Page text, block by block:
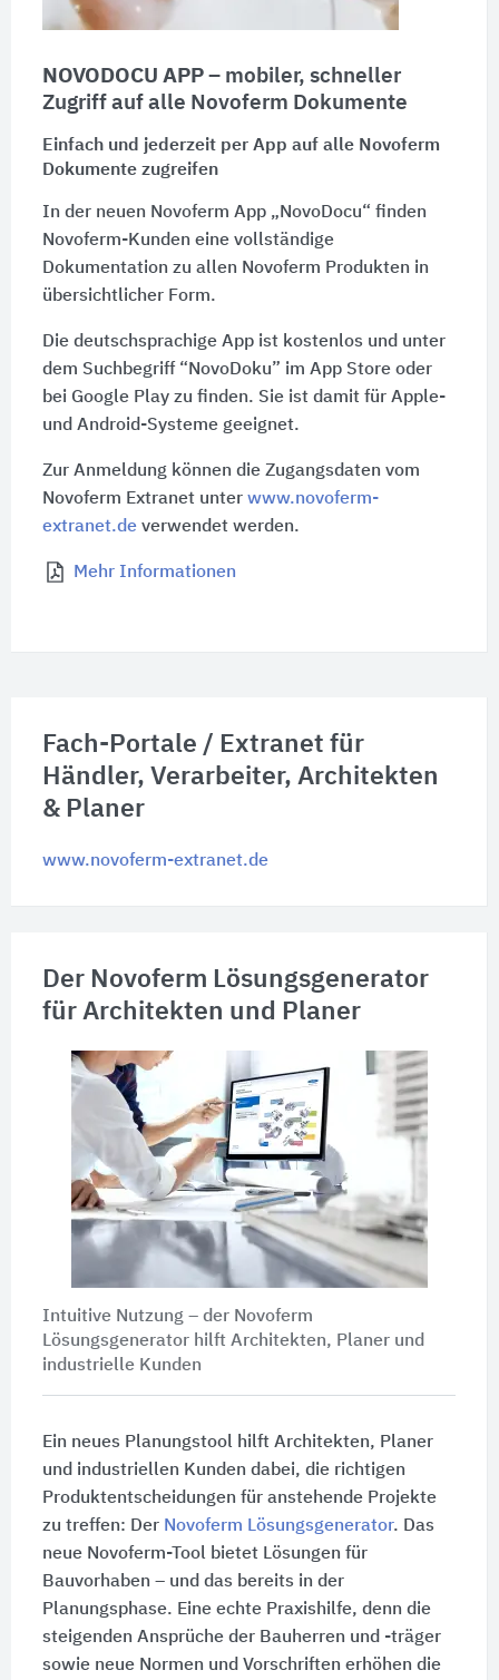
NOVODOCU APP– mobiler, schneller
Zugriff auf alle Novoferm Dokumente
Einfach und jederzeit per App auf alle Novoferm
Dokumente zugreifen
In der neuen Novoferm App „NovoDocu“ finden
Novoferm-Kunden eine vollständige
Dokumentation zu allen Novoferm Produkten in
übersichtlicher Form.
Die deutschsprachige App ist kostenlos und unter
dem Suchbegriff “NovoDoku” im App Store oder
bei Google Play zu finden. Sie ist damit für Apple-
und Android-Systeme geeignet.
Zur Anmeldung können die Zugangsdaten vom
Novoferm Extranet unter www.novoferm-
extranet.deverwendet werden.
Mehr Informationen
Fach-Portale / Extranet für
Händler, Verarbeiter, Architekten
& Planer
www.novoferm-extranet.de
Der Novoferm Lösungsgenerator
für Architekten und Planer
Intuitive Nutzung – der Novoferm
Lösungsgenerator hilft Architekten, Planer und
industrielle Kunden
Ein neues Planungstool hilft Architekten, Planer
und industriellen Kunden dabei, die richtigen
Produktentscheidungen für anstehende Projekte
zu treffen: Der Novoferm Lösungsgenerator. Das
neue Novoferm-Tool bietet Lösungen für
Bauvorhaben – und das bereits in der
Planungsphase. Eine echte Praxishilfe, denn die
steigenden Ansprüche der Bauherren und -träger
sowie neue Normen und Vorschriften erhöhen die